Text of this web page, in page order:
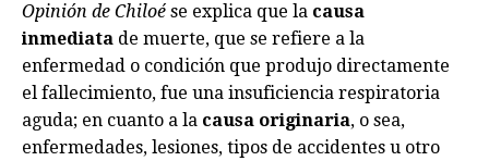
Opinión de Chiloé se explica que la causa
inmediata de muerte, que se refiere a la
enfermedad o condición que produjo directamente
el fallecimiento, fue una insuficiencia respiratoria
aguda; en cuanto a la causa originaria, o sea,
enfermedades, lesiones, tipos de accidentes u otro